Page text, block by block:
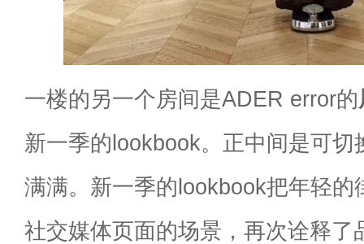
一楼的另一个房间是ADER error的
新一季的lookbook。正中间是可切
满满。新一季的lookbook把年轻的
社交媒体页面的场景，再次诠释了